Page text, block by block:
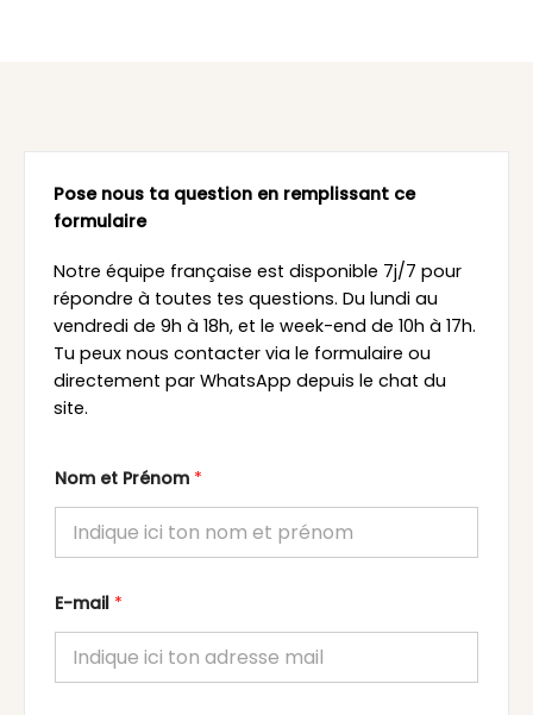
Pose nous ta question en remplissant ce
formulaire
Notre équipe française est disponible 7j/7 pour
répondre à toutes tes questions. Du lundi au
vendredi de 9h à 18h, et le week-end de 10h à 17h.
Tu peux nous contacter via le formulaire ou
directement par WhatsApp depuis le chat du
site.
Nom et Prénom *
E-mail *